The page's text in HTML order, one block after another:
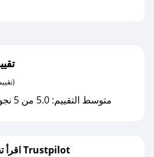
(0 تقييمات)
متوسط التقييم: 5.0 من 5 نجوم بواسطة 0 مستخدمين
اقرأ تقييمات واراء العملاء على Trustpilot